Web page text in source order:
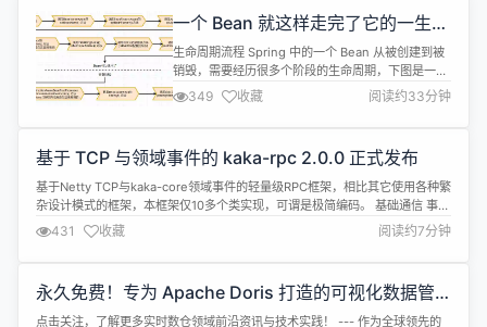
停止任务，以及终止运行中的任务 操作简单分钟上
手，支持 W...
一个 Bean 就这样走完了它的一生之
Bean 的出生
生命周期流程 Spring 中的一个 Bean 从被创建到被
销毁，需要经历很多个阶段的生命周期，下图是一个
Bean 从创建到销毁的生命周期流程： 在 Bean 的各
个生命周期流程点，Spring 都提供了对应的接口或
者注解，以便开发者在各个生命周期的流程点能够做
类 Spring 中生命周期最常见的应...
349 收藏 阅读约33分钟
基于 TCP 与领域事件的 kaka-rpc 2.0.0 正式发布
基于Netty TCP与kaka-core领域事件的轻量级RPC框架，相比其它使用各种繁
杂设计模式的框架，本框架仅10多个类实现，可谓是极简编码。 基础通信 事件
驱动 自定义心跳协议或基于rpc调用的心跳处理 断线重连 同步、future异步、
callback回调多种rpc调用模式 超时控制 自定义数据协议扩展领域事件 登录鉴
权 基础数据类型在满足通信协议的...
431 收藏 阅读约7分钟
永久免费！专为 Apache Doris 打造的可视化数据管
理工具 SelectDB Studio V1.1.0 重磅发布！
点击关注，了解更多实时数仓领域前沿资讯与技术实践！ --- 作为全球领先的